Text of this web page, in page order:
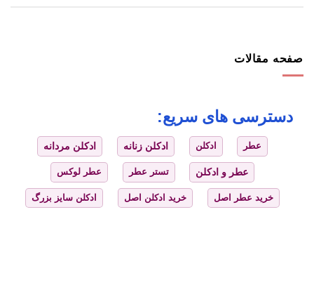
صفحه مقالات
دسترسی های سریع:
عطر ادکلن ادکلن زنانه ادکلن مردانه
عطر و ادکلن تستر عطر عطر لوکس
خرید عطر اصل خرید ادکلن اصل ادکلن سایز بزرگ